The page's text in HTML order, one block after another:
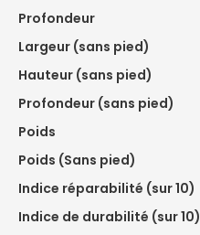
Profondeur
Largeur (sans pied)
Hauteur (sans pied)
Profondeur (sans pied)
Poids
Poids (Sans pied)
Indice réparabilité (sur 10)
Indice de durabilité (sur 10)